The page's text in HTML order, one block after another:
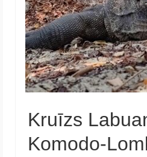
Austrija
Itālija
Ukraina
Latvija
Indonēzija
Par Mums
Kruīzs
Komodo-